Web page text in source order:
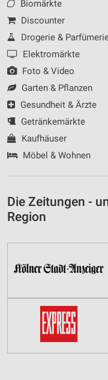
Biomärkte
Discounter
Drogerie &
Elektromärkte
Foto & Video
Garten & Pflanzen
Gesundheit & Ärzte
Getränkemärkte
Kaufhäuser
Möbel & Wohnen
Die Zeitungen -
Region